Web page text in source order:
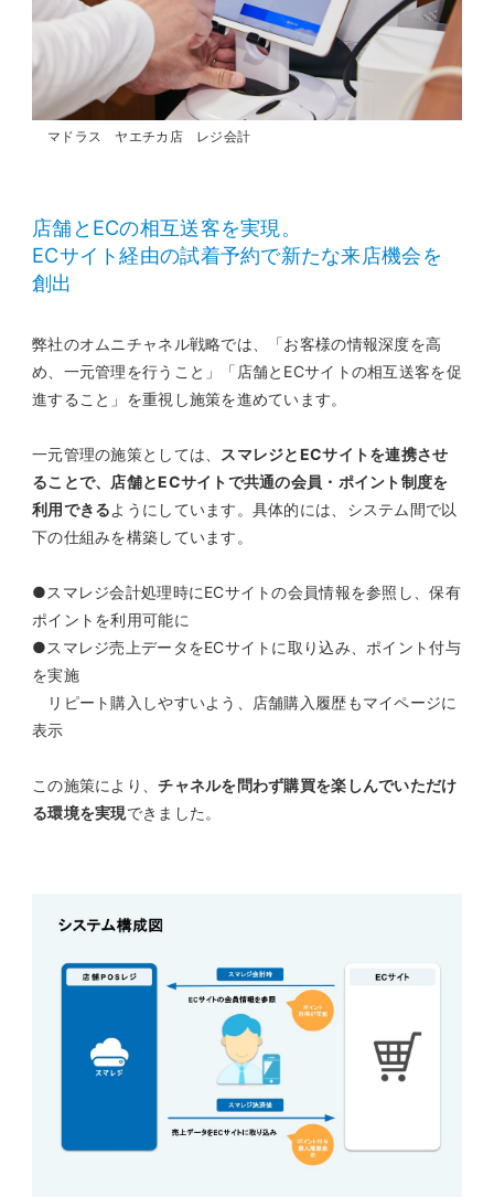
マドラス ヤエチカ店 レジ会計
店舗とECの相互送客を実現。
ECサイト経由の試着予約で新たな来店機会を
創出
弊社のオムニチャネル戦略では、「お客様の情報深度を高
め、一元管理を行うこと」「店舗とECサイトの相互送客を促
進すること」を重視し施策を進めています。
一元管理の施策としては、 スマレジとECサイトを連携させ
ることで、店舗とECサイトで共通の会員・ポイント制度を
利用できるようにしています。具体的には、システム間で以
下の仕組みを構築しています。
●スマレジ会計処理時にECサイトの会員情報を参照し、保有
ポイントを利用可能に
●スマレジ売上データをECサイトに取り込み、ポイント付与
を実施
リピート購入しやすいよう、店舗購入履歴もマイページに
表示
この施策により、チャネルを問わず購買を楽しんでいただけ
る環境を実現できました。